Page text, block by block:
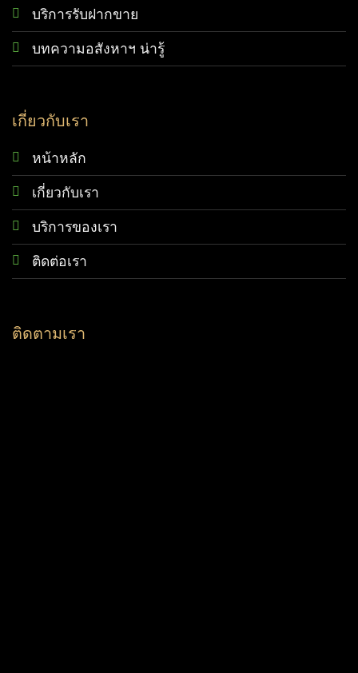
บริการรับฝากขาย
บทความอสังหาฯ น่ารู้
เกี่ยวกับเรา
หน้าหลัก
เกี่ยวกับเรา
บริการของเรา
ติดต่อเรา
ติดตามเรา